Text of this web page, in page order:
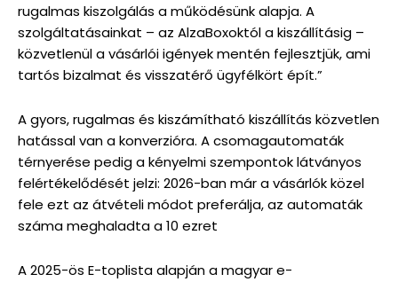
rugalmas kiszolgálás a működésünk alapja. A
szolgáltatásainkat – az AlzaBoxoktól a kiszállításig –
közvetlenül a vásárlói igények mentén fejlesztjük, ami
tartós bizalmat és visszatérő ügyfélkört épít.”
A gyors, rugalmas és kiszámítható kiszállítás közvetlen
hatással van a konverzióra. A csomagautomaták
térnyerése pedig a kényelmi szempontok látványos
felértékelődését jelzi: 2026-ban már a vásárlók közel
fele ezt az átvételi módot preferálja, az automaták
száma meghaladta a 10 ezret
A 2025-ös E-toplista alapján a magyar e-